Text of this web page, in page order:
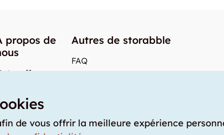
propos de
offre
team
prix
Autres de storabble
FAQ
Quel est le tarif moyen d'un garde-
de vous offrir la meilleure expérience